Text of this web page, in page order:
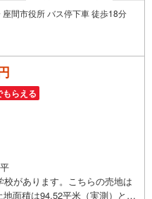
間市役所 バス停下車 徒歩18分
もらえる
があります。こちらの売地は
面積は94.52平米（実測）とな